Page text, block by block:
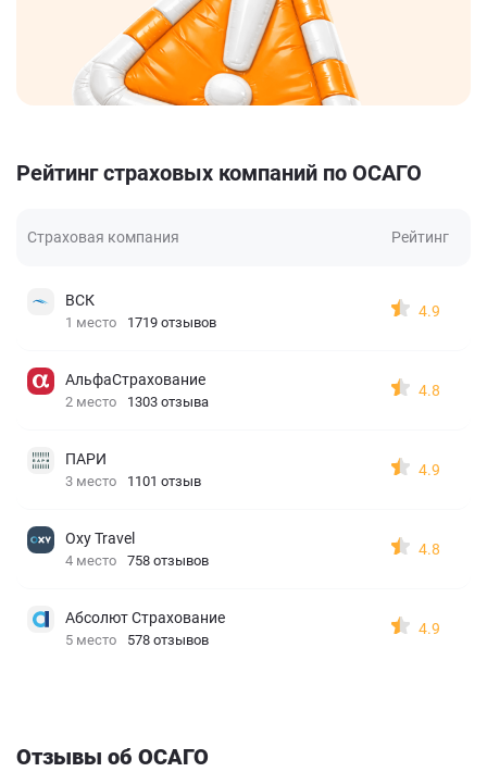
Рейтинг страховых компаний по ОСАГО
Страховая компания Рейтинг
ВСК
1 место 1719 отзывов
4.9
АльфаСтрахование
2 место 1303 отзыва
4.8
ПАРИ
3 место 1101 отзыв
4.9
Oxy Travel
4 место 758 отзывов
4.8
Абсолют Страхование
5 место 578 отзывов
4.9
Отзывы об ОСАГО